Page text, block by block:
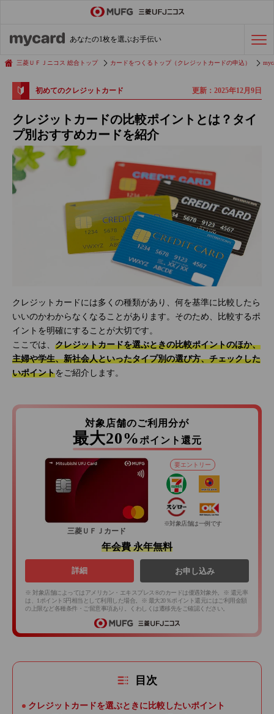
あなたの1枚を選ぶお手伝い
会社経費の支払い 効率化術
三菱ＵＦＪニコス 総合トップ カードをつくるトップ（クレジットカードの申込）
初めてのクレジットカード 更新：2025年12月9日
クレジットカードの比較ポイントとは？タイ
プ別おすすめカードを紹介
クレジットカードには多くの種類があり、何を基準に比較したら
いいのかわからなくなることがあります。そのため、比較するポ
イントを明確にすることが大切です。
ここでは、 クレジットカードを選ぶときの比較ポイントのほか、
主婦や学生、新社会人といったタイプ別の選び方、チェックした
いポイントをご紹介します。
対象店舗のご利用分が
最大20% ポイント還元
三菱ＵＦＪカード
要エントリー
※対象店舗は一例です
年会費 永年無料
詳細 お申し込み
※ 対象店舗によってはアメリカン・エキスプレス®のカードは優遇対象外。※ 還元率
は、1ポイント5円相当として利用した場合。※ 最大20％ポイント還元にはご利用金額
の上限など各種条件・ご留意事項あり。くわしくは遷移先をご確認ください。
目次
クレジットカードを選ぶときに比較したいポイント